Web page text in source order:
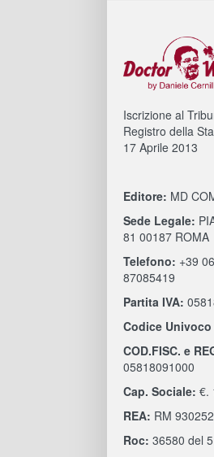
Iscrizione al
Registro della
17 Aprile 2013
Editore: MD
Sede Legale:
81 00187 ROMA
Telefono: +39
87085419
Partita IVA:
Codice Univoco
COD.FISC. e
05818091000
Cap. Sociale: €.
REA: RM 930252
Roc: 36580 del